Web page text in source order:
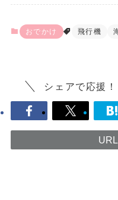
おでかけ 飛行機
シェアで応援